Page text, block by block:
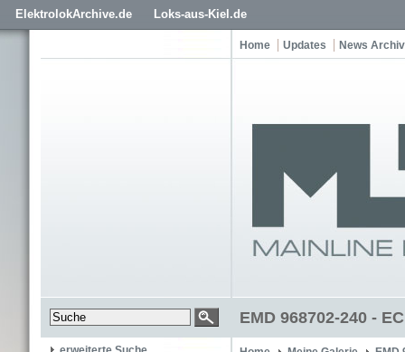
ElektrolokArchive.de Loks-aus-Kiel.de
Home Updates News Archiv
EMD 968702-240 -